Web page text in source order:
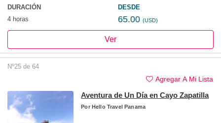
DURACIÓN
4 horas
DESDE
65.00 (USD)
Ver
Nº25 de 64
Agregar A Mi Lista
Aventura de Un Día en Cayo Zapatilla
PorHello Travel Panama